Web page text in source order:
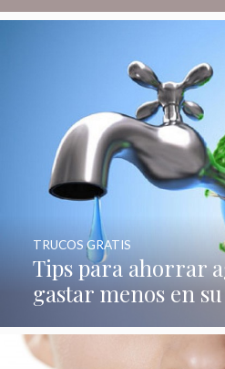
Tips para ahorrar
gastar menos en
TRUCOS GRATIS